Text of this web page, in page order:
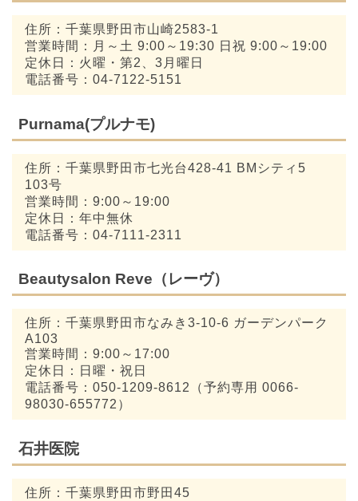
住所：千葉県野田市山崎2583-1
営業時間：月～土 9:00～19:30 日祝 9:00～19:00
定休日：火曜・第2、3月曜日
電話番号：04-7122-5151
Purnama(プルナモ)
住所：千葉県野田市七光台428-41 BMシティ5
103号
営業時間：9:00～19:00
定休日：年中無休
電話番号：04-7111-2311
Beautysalon Reve（レーヴ）
住所：千葉県野田市なみき3-10-6 ガーデンパーク
A103
営業時間：9:00～17:00
定休日：日曜・祝日
電話番号：050-1209-8612（予約専用 0066-
98030-655772）
石井医院
住所：千葉県野田市野田45